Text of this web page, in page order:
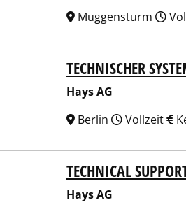
Muggensturm
TECHNISCHER
Hays AG
Berlin
Vollzeit
TECHNICAL
Hays AG